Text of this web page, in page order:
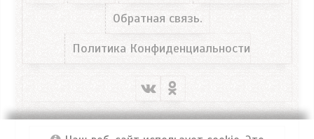
Обратная связь.
Политика Конфиденциальности